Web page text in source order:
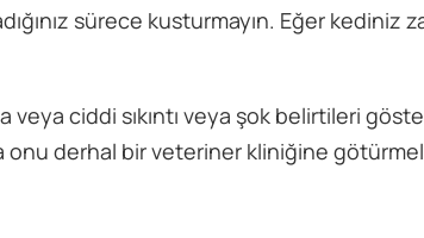
sürece kusturmayın. Eğer kediniz
ciddi sıkıntı veya şok belirtileri
onu derhal bir veteriner kliniğine